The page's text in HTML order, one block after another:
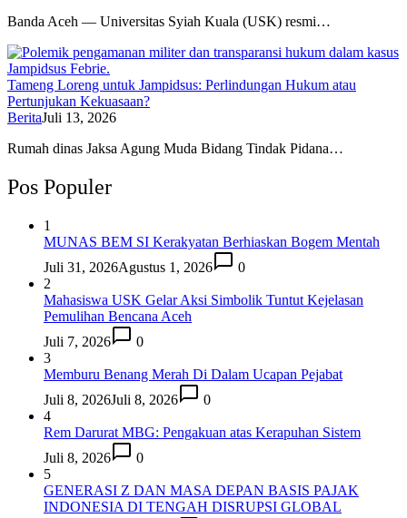
Banda Aceh — Universitas Syiah Kuala (USK) resmi…
Tameng Loreng untuk Jampidsus: Perlindungan Hukum atau
Pertunjukan Kekuasaan?
BeritaJuli 13, 2026
Rumah dinas Jaksa Agung Muda Bidang Tindak Pidana…
Pos Populer
1
MUNAS BEM SI Kerakyatan Berhiaskan Bogem Mentah
Juli 31, 2026Agustus 1, 2026
0
2
Mahasiswa USK Gelar Aksi Simbolik Tuntut Kejelasan
Pemulihan Bencana Aceh
Juli 7, 2026
0
3
Memburu Benang Merah Di Dalam Ucapan Pejabat
Juli 8, 2026Juli 8, 2026
0
4
Rem Darurat MBG: Pengakuan atas Kerapuhan Sistem
Juli 8, 2026
0
5
GENERASI Z DAN MASA DEPAN BASIS PAJAK
INDONESIA DI TENGAH DISRUPSI GLOBAL